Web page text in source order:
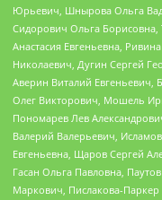
Юрьевич, Шнырова Ольга
Сидорович Ольга Борисовна,
Анастасия Евгеньевна,
Николаевич, Дугин Сергей
Аверин Виталий
Олег Викторович, Мошель
Пономарев Лев
Валерий Валерьевич,
Евгеньевна, Щаров Сергей
Гасан Ольга Павловна,
Маркович, Пислакова-